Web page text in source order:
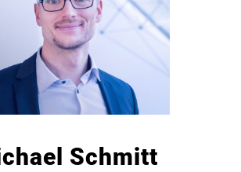
Schmitt